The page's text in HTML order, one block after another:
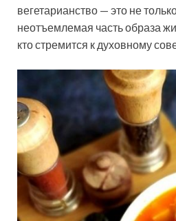
вегетарианство — это не
неотъемлемая часть образа
кто стремится к духовному